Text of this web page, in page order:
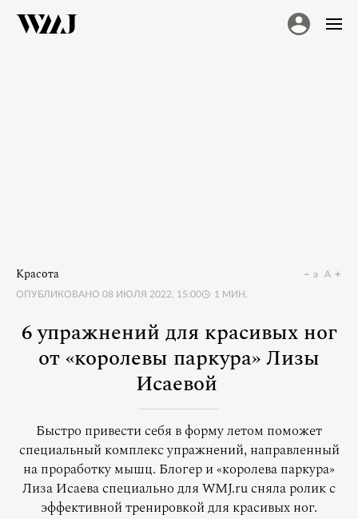
Красота
ОПУБЛИКОВАНО 08 ИЮЛЯ 2022, 15:00 1 МИН.
a A
6 упражнений для красивых ног
от «королевы паркура» Лизы
Исаевой
Быстро привести себя в форму летом поможет
специальный комплекс упражнений, направленный
на проработку мышц. Блогер и «королева паркура»
Лиза Исаева специально для WMJ.ru сняла ролик с
эффективной тренировкой для красивых ног.